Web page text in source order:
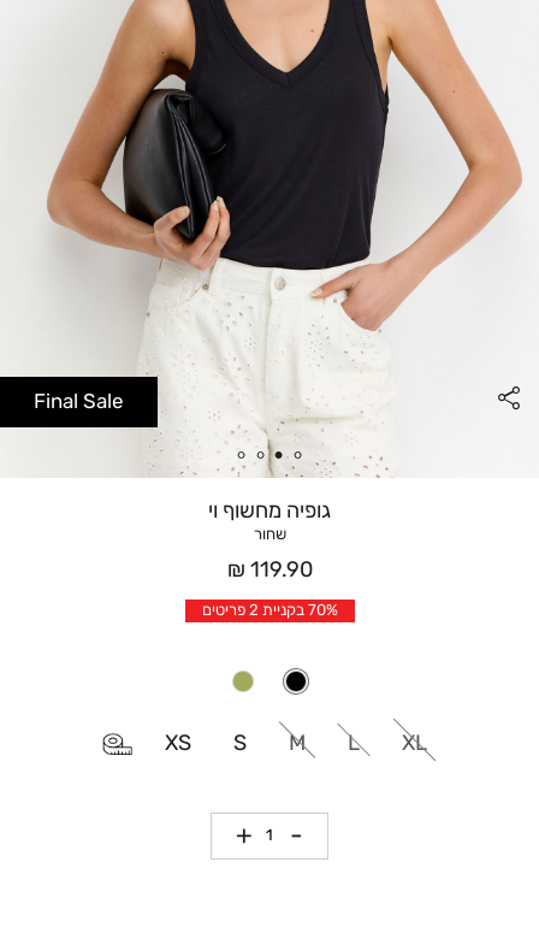
גופיה מחשוף וי
שחור
מחיר
אחרי
הנחה
119.90 ₪
70% בקניית 2 פריטים
XS S M L XL
כמות
Final Sale